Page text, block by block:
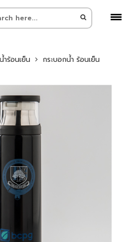
ำร้อนเย็น
กระบอกน้ำ ร้อนเย็น